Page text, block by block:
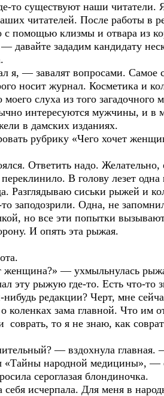
то существуют наши читатели.
читателей. После работы в
с помощью клизмы и отвара из
зададим кандидату
— завалят вопросами. Самое
носит журнал. Косметика и
моего слуха из того
интересуются мужчины, и в
в дамских изданиях.
рубрику «Чего хочет
Ответить надо. Желательно,
В голову лезет
Разглядываю сиськи рыжей и
заподозрили. Одна, не
но все эти попытки
И опять эта рыжая.
женщина?» — ухмыльнулась
эту рыжую где-то. Есть что-то
редакции? Черт, мне
зама главной. Что им
то я не знаю, как
— вздохнула главная.
народной медицины», —
сероглазая блондиночка.
исчерпала. Для меня в